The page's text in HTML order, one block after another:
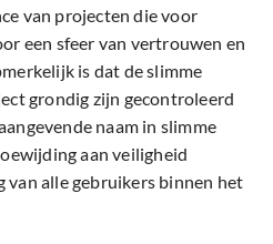
van projecten die voor
een sfeer van vertrouwen en
is dat de slimme
grondig zijn gecontroleerd
naam in slimme
aan veiligheid
van alle gebruikers binnen het